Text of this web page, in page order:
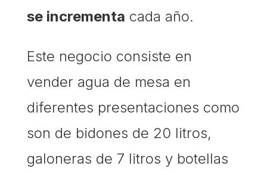
se incrementa cada año.
Este negocio consiste en
vender agua de mesa en
diferentes presentaciones como
son de bidones de 20 litros,
galoneras de 7 litros y botellas